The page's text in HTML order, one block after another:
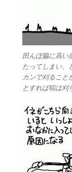
田んぼ脇に高い
たってしまい、
カンで刈ること
とすれば稲は刈